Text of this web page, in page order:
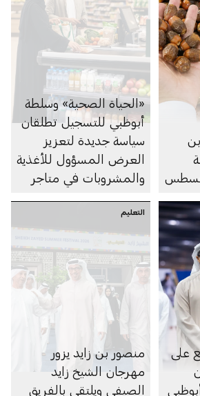
«الحياة الصحية» وسلطة
أبوظبي للتسجيل تطلقان
سياسة جديدة لتعزيز
العرض المسؤول للأغذية
والمشروبات في متاجر
الإلكترونية
على
التعليم
منصور بن زايد يزور
مهرجان الشيخ زايد
الصيفي ويلتقي بالفريق